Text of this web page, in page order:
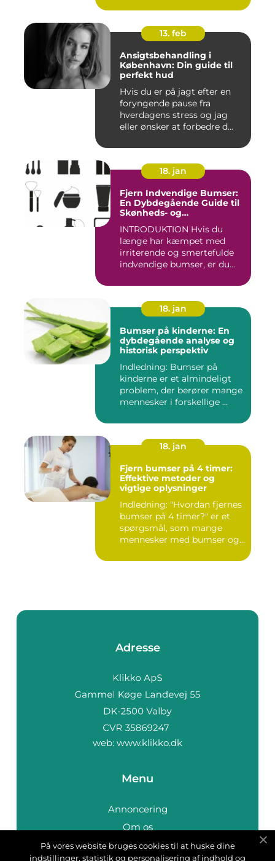
13. feb
Ansigtsbehandling i
København: Din guide til
perfekt hud
Hvis du er på jagt efter en
foryngende pause fra
hverdagens stress og jag
eller ønsker at forbedre d...
18. jan
Fjern Indvendige Bumser:
En Dybdegående Guide til
Skønheds- og
INTRODUKTION Hvis du
længe har kæmpet med
irriterende og smertefulde
indvendige bumser, er du
18. jan
Bumser på kinderne: En
dybdegående analyse og
historisk perspektiv
Indledning: Bumser på
kinderne er et almindeligt
problem, der berører mange
mennesker i forskellige ...
18. jan
Fjern bumser på 4 timer:
Effektive metoder og
vigtige oplysninger
Indledning: "Hvordan fjernes
bumser på 4 timer?" er et
spørgsmål, som mange
mennesker med bumser og...
Adresse
web: www.klikko.dk
Menu
Annoncering
Om os
Cookies
På vores website bruges cookies til at huske dine
indstillinger, statistik og personalisering af indhold og